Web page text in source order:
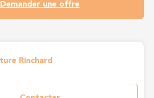
Demander une offre
Rinchard